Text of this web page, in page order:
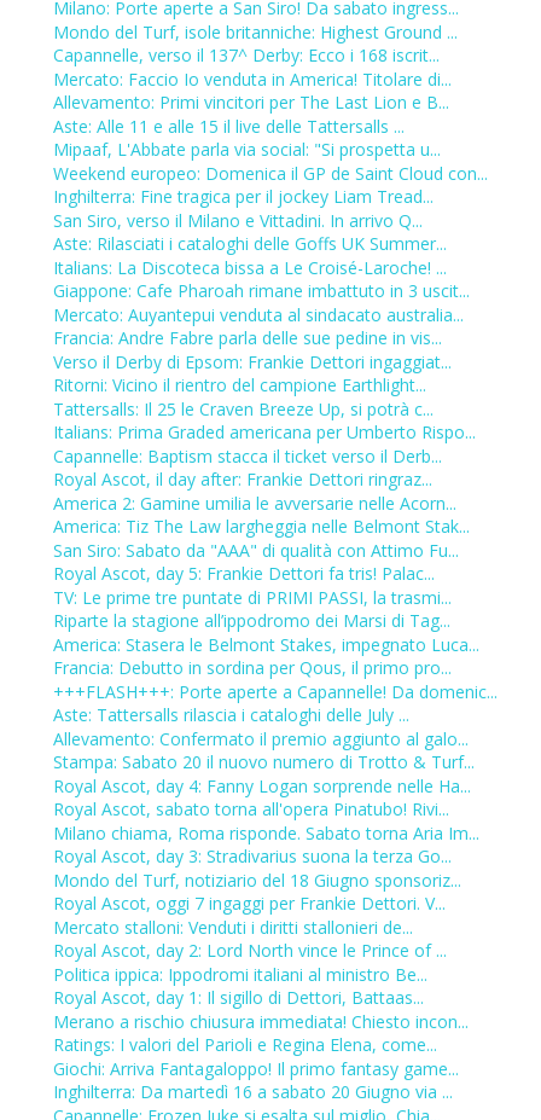
Milano: Porte aperte a San Siro! Da sabato ingress...
Mondo del Turf, isole britanniche: Highest Ground ...
Capannelle, verso il 137^ Derby: Ecco i 168 iscrit...
Mercato: Faccio Io venduta in America! Titolare di...
Allevamento: Primi vincitori per The Last Lion e B...
Aste: Alle 11 e alle 15 il live delle Tattersalls ...
Mipaaf, L'Abbate parla via social: "Si prospetta u...
Weekend europeo: Domenica il GP de Saint Cloud con...
Inghilterra: Fine tragica per il jockey Liam Tread...
San Siro, verso il Milano e Vittadini. In arrivo Q...
Aste: Rilasciati i cataloghi delle Goffs UK Summer...
Italians: La Discoteca bissa a Le Croisé-Laroche! ...
Giappone: Cafe Pharoah rimane imbattuto in 3 uscit...
Mercato: Auyantepui venduta al sindacato australia...
Francia: Andre Fabre parla delle sue pedine in vis...
Verso il Derby di Epsom: Frankie Dettori ingaggiat...
Ritorni: Vicino il rientro del campione Earthlight...
Tattersalls: Il 25 le Craven Breeze Up, si potrà c...
Italians: Prima Graded americana per Umberto Rispo...
Capannelle: Baptism stacca il ticket verso il Derb...
Royal Ascot, il day after: Frankie Dettori ringraz...
America 2: Gamine umilia le avversarie nelle Acorn...
America: Tiz The Law largheggia nelle Belmont Stak...
San Siro: Sabato da "AAA" di qualità con Attimo Fu...
Royal Ascot, day 5: Frankie Dettori fa tris! Palac...
TV: Le prime tre puntate di PRIMI PASSI, la trasmi...
Riparte la stagione all’ippodromo dei Marsi di Tag...
America: Stasera le Belmont Stakes, impegnato Luca...
Francia: Debutto in sordina per Qous, il primo pro...
+++FLASH+++: Porte aperte a Capannelle! Da domenic...
Aste: Tattersalls rilascia i cataloghi delle July ...
Allevamento: Confermato il premio aggiunto al galo...
Stampa: Sabato 20 il nuovo numero di Trotto & Turf...
Royal Ascot, day 4: Fanny Logan sorprende nelle Ha...
Royal Ascot, sabato torna all'opera Pinatubo! Rivi...
Milano chiama, Roma risponde. Sabato torna Aria Im...
Royal Ascot, day 3: Stradivarius suona la terza Go...
Mondo del Turf, notiziario del 18 Giugno sponsoriz...
Royal Ascot, oggi 7 ingaggi per Frankie Dettori. V...
Mercato stalloni: Venduti i diritti stallonieri de...
Royal Ascot, day 2: Lord North vince le Prince of ...
Politica ippica: Ippodromi italiani al ministro Be...
Royal Ascot, day 1: Il sigillo di Dettori, Battaas...
Merano a rischio chiusura immediata! Chiesto incon...
Ratings: I valori del Parioli e Regina Elena, come...
Giochi: Arriva Fantagaloppo! Il primo fantasy game...
Inghilterra: Da martedì 16 a sabato 20 Giugno via ...
Capannelle: Frozen Juke si esalta sul miglio, Chia...